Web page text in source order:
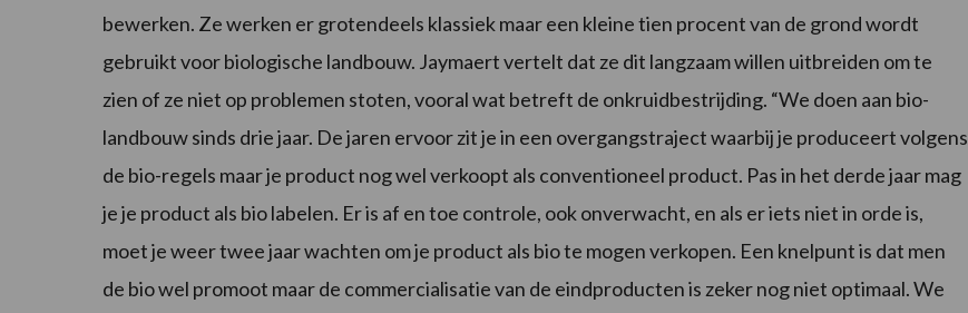
bewerken. Ze werken er grotendeels klassiek maar een kleine tien procent van de grond wordt
gebruikt voor biologische landbouw. Jaymaert vertelt dat ze dit langzaam willen uitbreiden om te
zien of ze niet op problemen stoten, vooral wat betreft de onkruidbestrijding. “We doen aan bio-
landbouw sinds drie jaar. De jaren ervoor zit je in een overgangstraject waarbij je produceert volgens
de bio-regels maar je product nog wel verkoopt als conventioneel product. Pas in het derde jaar mag
je je product als bio labelen. Er is af en toe controle, ook onverwacht, en als er iets niet in orde is,
moet je weer twee jaar wachten om je product als bio te mogen verkopen. Een knelpunt is dat men
de bio wel promoot maar de commercialisatie van de eindproducten is zeker nog niet optimaal. We